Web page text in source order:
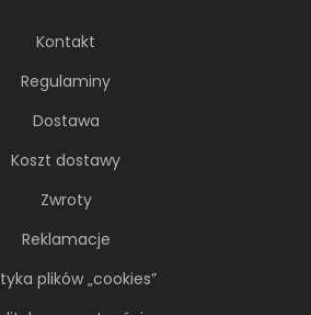
Kontakt
Regulaminy
Dostawa
Koszt dostawy
Zwroty
Reklamacje
plików „cookies”